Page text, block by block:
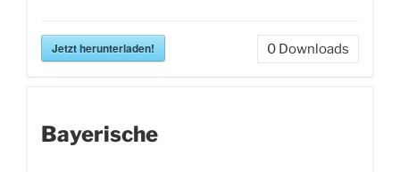
Jetzt herunterladen! 0 Downloads
Bayerische